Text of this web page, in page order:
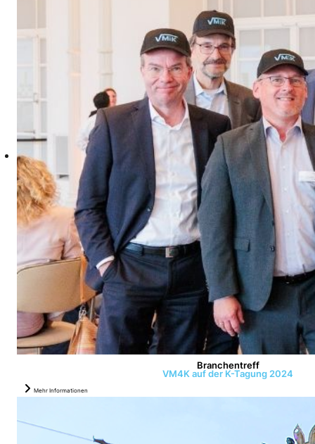
Branchentreff
VM4K auf der K-Tagung 2024
Mehr Informationen